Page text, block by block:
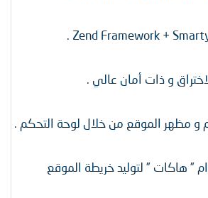
” هاكات ” لتوليد خريطة الموقع